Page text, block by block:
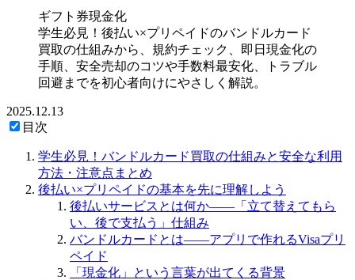
ギフト券現金化
学生必見！後払い×プリペイドのバンドルカード
買取の仕組みから、規約チェック、即日現金化の
手順、安全売却のコツや手数料最安化、トラブル
回避までを初心者向けにやさしく解説。
2025.12.13
目次
学生必見！バンドルカード買取の仕組みと安全な利用
方法・注意点まとめ
後払い×プリペイドの基本を先に理解しよう
後払いサービスとは何か——「立て替えてもら
い、後で支払う」仕組み
バンドルカードとは——アプリで作れるVisaプリ
ペイド
「現金化」という言葉が出てくる背景